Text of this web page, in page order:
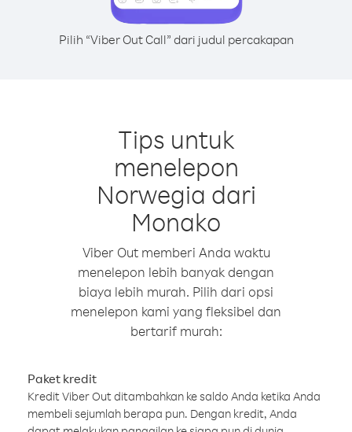
Pilih “Viber Out Call” dari judul percakapan
Tips untuk
menelepon
Norwegia dari
Monako
Viber Out memberi Anda waktu
menelepon lebih banyak dengan
biaya lebih murah. Pilih dari opsi
menelepon kami yang fleksibel dan
bertarif murah:
Paket kredit
Kredit Viber Out ditambahkan ke saldo Anda ketika Anda
membeli sejumlah berapa pun. Dengan kredit, Anda